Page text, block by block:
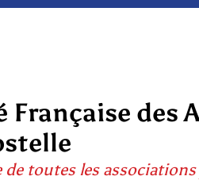
Française des
de toutes les